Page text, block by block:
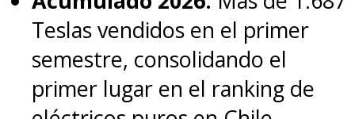
Teslas vendidos en el primer
semestre, consolidando el
primer lugar en el ranking de